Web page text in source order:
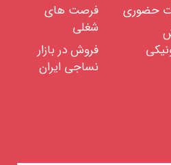
حضوری
فرصت های
شغلی
فروش در بازار
نساجی ایران